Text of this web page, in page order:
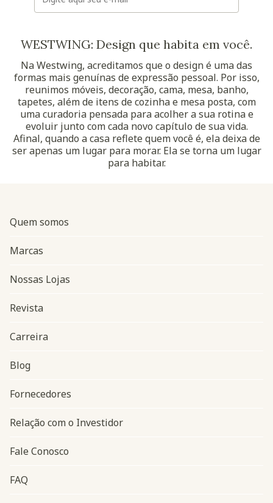
WESTWING: Design que habita em você.
Na Westwing, acreditamos que o design é uma das
formas mais genuínas de expressão pessoal. Por isso,
reunimos móveis, decoração, cama, mesa, banho,
tapetes, além de itens de cozinha e mesa posta, com
uma curadoria pensada para acolher a sua rotina e
evoluir junto com cada novo capítulo de sua vida.
Afinal, quando a casa reflete quem você é, ela deixa de
ser apenas um lugar para morar. Ela se torna um lugar
para habitar.
Navegação do rodapé
Quem somos
Marcas
Nossas Lojas
Revista
Carreira
Blog
Fornecedores
Relação com o Investidor
Fale Conosco
FAQ